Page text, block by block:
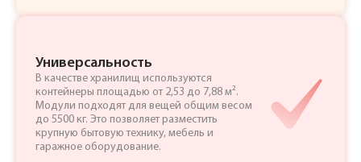
Универсальность
В качестве хранилищ используются
контейнеры площадью от 2,53 до 7,88 м².
Модули подходят для вещей общим весом
до 5500 кг. Это позволяет разместить
крупную бытовую технику, мебель и
гаражное оборудование.